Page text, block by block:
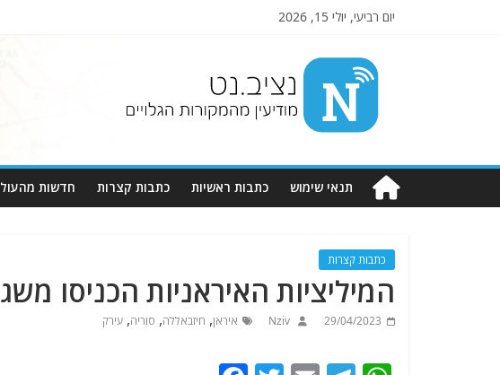
יום רביעי, יולי 15, 2026
Nziv.net
מודיעין
מהמקורות
תנאי שימוש כתבות ראשיות כתבות קצרות חדשות
כתבות קצרות
המיליציות האיראניות הכניסו
29/04/2023
Nziv איראן, חיזבאללה, סוריה, עירק